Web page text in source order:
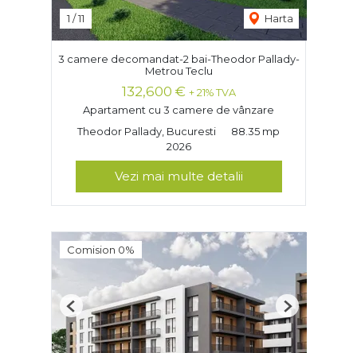
1 /11 Harta
3 camere decomandat-2 bai-Theodor Pallady-
Metrou Teclu
132,600 € + 21% TVA
Apartament cu 3 camere de vânzare
Theodor Pallady, Bucuresti
88.35 mp
2026
Vezi mai multe detalii
Comision 0%
Previous Next